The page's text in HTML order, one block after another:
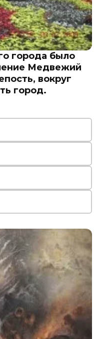
города было
Медвежий
вокруг
город.